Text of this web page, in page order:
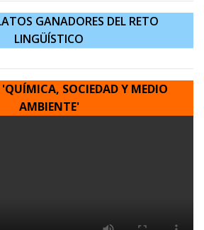
GANADORES DEL RETO
LINGÜÍSTICO
SOCIEDAD Y MEDIO
AMBIENTE'